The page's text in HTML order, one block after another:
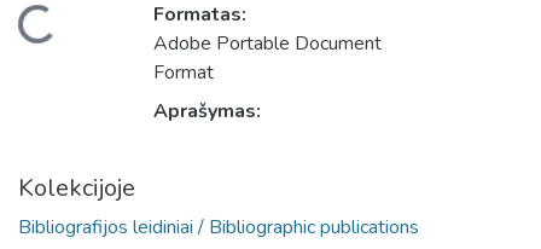
Įkeliama...
Formatas:
Adobe Portable Document
Format
Aprašymas:
Kolekcijoje
Bibliografijos leidiniai / Bibliographic publications